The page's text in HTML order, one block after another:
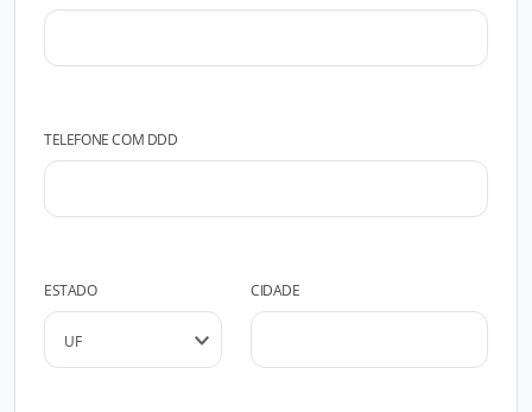
TELEFONE COM DDD
ESTADO CIDADE